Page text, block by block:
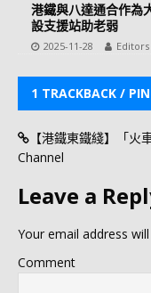
港鐵與八達通合作為
設支援站助老弱
2025-11-28
1 TRACKBACK /
【港鐵東鐵綫】「
Channel
Leave a
Your email address
Comment